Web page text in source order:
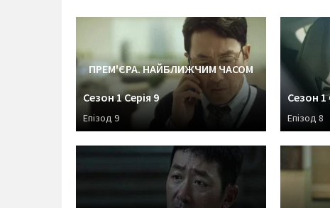
ПРЕМ'ЄРА. НАЙБЛИЖЧИМ ЧАСОМ
Сезон 1 Серія 9
Епізод 9
Сезон 1
Епізод 8